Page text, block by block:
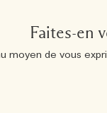
Faites-en
moyen de vous